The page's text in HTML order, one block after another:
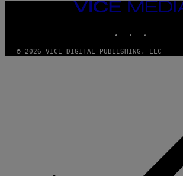
VICE
MEDIA
© 2026 VICE DIGITAL PUBLISHING, LLC